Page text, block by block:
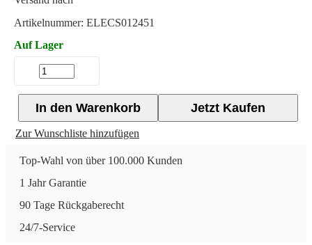
Artikelnummer: ELECS012451
Auf Lager
Jetzt Kaufen
In den Warenkorb
Zur Wunschliste hinzufügen
Top-Wahl von über 100.000 Kunden
1 Jahr Garantie
90 Tage Rückgaberecht
24/7-Service